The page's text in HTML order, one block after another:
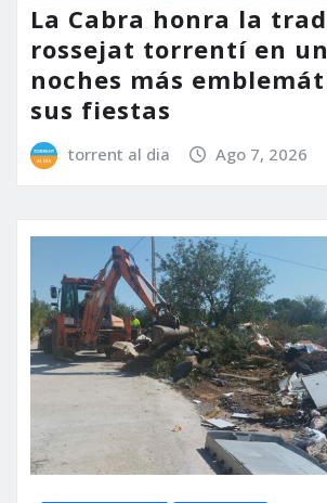
La Cabra honra la
rossejat torrentí en
noches más
sus fiestas
torrent al dia Ago 7, 2026